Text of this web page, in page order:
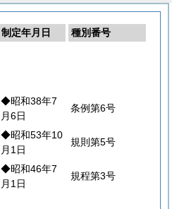
制定年月日
種別番号
◆昭和38年7
月6日
条例第6号
◆昭和53年10
月1日
規則第5号
◆昭和46年7
月1日
規程第3号